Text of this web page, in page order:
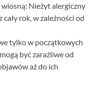
Nieżyt alergiczny
rok, w zależności od
tylko w początkowych
być zaraźliwe od
aż do ich